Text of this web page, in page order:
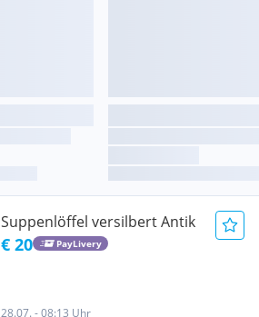
Suppenlöffel versilbert Antik
€ 20 PayLivery
28.07. - 08:13 Uhr